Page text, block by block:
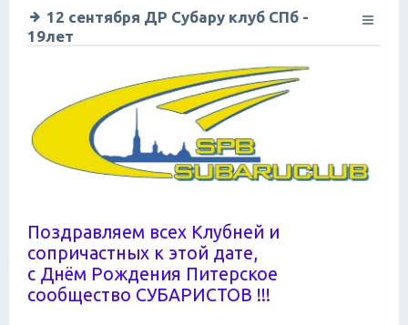
12 сентября ДР Субару клуб СПб -
19лет
Поздравляем всех Клубней и
сопричастных к этой дате,
с Днём Рождения Питерское
сообщество СУБАРИСТОВ !!!